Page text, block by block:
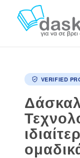
VERIFIED